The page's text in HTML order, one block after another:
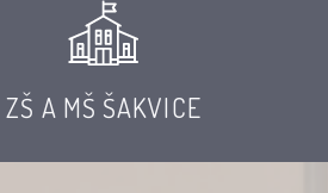
ZŠ A MŠ ŠAKVICE